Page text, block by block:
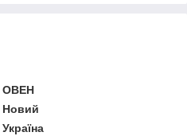
ОВЕН
Новий
Україна